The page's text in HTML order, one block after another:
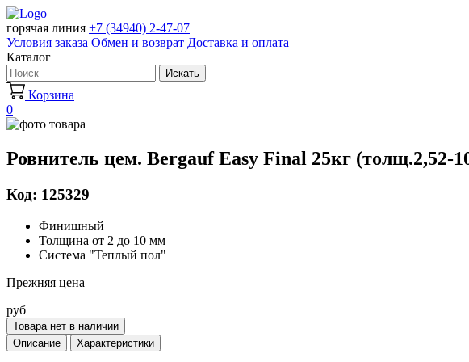
горячая линия +7 (34940) 2-47-07
Условия заказа Обмен и возврат Доставка и оплата
Каталог
Искать
Корзина
0
Ровнитель цем. Bergauf Easy Final 25кг (толщ.2,52-
Код: 125329
Финишный
Толщина от 2 до 10 мм
Система "Теплый пол"
Прежняя цена
руб
Товара нет в наличии
Описание
Характеристики